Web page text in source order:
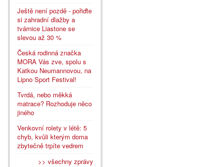
Ještě není pozdě - pořiďte
si zahradní dlažby a
tvárnice Liastone se
slevou až 30 %
Česká rodinná značka
MORA Vás zve, spolu s
Katkou Neumannovou, na
Lipno Sport Festival!
Tvrdá, nebo měkká
matrace? Rozhoduje něco
jiného
Venkovní rolety v létě: 5
chyb, kvůli kterým doma
zbytečně trpíte vedrem
>> všechny zprávy